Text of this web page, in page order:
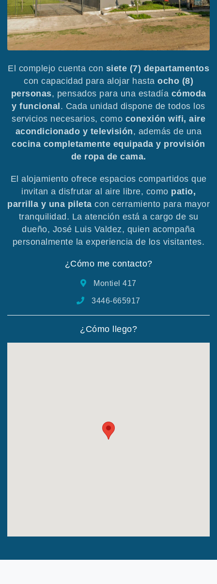
El complejo cuenta con siete (7) departamentos
con capacidad para alojar hasta ocho (8)
personas, pensados para una estadía cómoda
y funcional. Cada unidad dispone de todos los
servicios necesarios, como conexión wifi, aire
acondicionado y televisión, además de una
cocina completamente equipada y provisión
de ropa de cama.
El alojamiento ofrece espacios compartidos que
invitan a disfrutar al aire libre, como patio,
parrilla y una pileta con cerramiento para mayor
tranquilidad. La atención está a cargo de su
dueño, José Luis Valdez, quien acompaña
personalmente la experiencia de los visitantes.
¿Cómo me contacto?
Montiel 417
3446-665917
¿Cómo llego?